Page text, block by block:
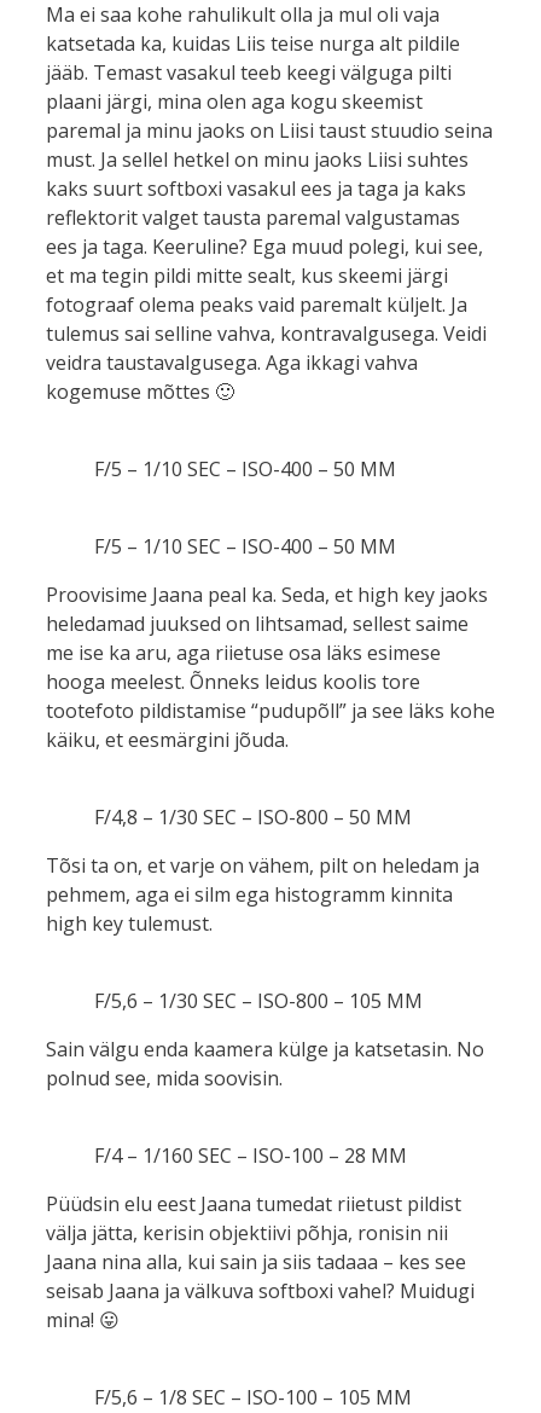
Ma ei saa kohe rahulikult olla ja mul oli vaja
katsetada ka, kuidas Liis teise nurga alt pildile
jääb. Temast vasakul teeb keegi välguga pilti
plaani järgi, mina olen aga kogu skeemist
paremal ja minu jaoks on Liisi taust stuudio seina
must. Ja sellel hetkel on minu jaoks Liisi suhtes
kaks suurt softboxi vasakul ees ja taga ja kaks
reflektorit valget tausta paremal valgustamas
ees ja taga. Keeruline? Ega muud polegi, kui see,
et ma tegin pildi mitte sealt, kus skeemi järgi
fotograaf olema peaks vaid paremalt küljelt. Ja
tulemus sai selline vahva, kontravalgusega. Veidi
veidra taustavalgusega. Aga ikkagi vahva
kogemuse mõttes 🙂
F/5 – 1/10 SEC – ISO-400 – 50 MM
F/5 – 1/10 SEC – ISO-400 – 50 MM
Proovisime Jaana peal ka. Seda, et high key jaoks
heledamad juuksed on lihtsamad, sellest saime
me ise ka aru, aga riietuse osa läks esimese
hooga meelest. Õnneks leidus koolis tore
tootefoto pildistamise “pudupõll” ja see läks kohe
käiku, et eesmärgini jõuda.
F/4,8 – 1/30 SEC – ISO-800 – 50 MM
Tõsi ta on, et varje on vähem, pilt on heledam ja
pehmem, aga ei silm ega histogramm kinnita
high key tulemust.
F/5,6 – 1/30 SEC – ISO-800 – 105 MM
Sain välgu enda kaamera külge ja katsetasin. No
polnud see, mida soovisin.
F/4 – 1/160 SEC – ISO-100 – 28 MM
Püüdsin elu eest Jaana tumedat riietust pildist
välja jätta, kerisin objektiivi põhja, ronisin nii
Jaana nina alla, kui sain ja siis tadaaa – kes see
seisab Jaana ja välkuva softboxi vahel? Muidugi
mina! 😛
F/5,6 – 1/8 SEC – ISO-100 – 105 MM